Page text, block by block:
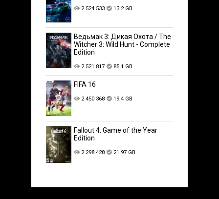
2 524 533 13.2 GB
Ведьмак 3: Дикая Охота / The
Witcher 3: Wild Hunt - Complete
Edition
2 521 817 85.1 GB
FIFA 16
2 450 368 19.4 GB
Fallout 4: Game of the Year
Edition
2 298 428 21.97 GB